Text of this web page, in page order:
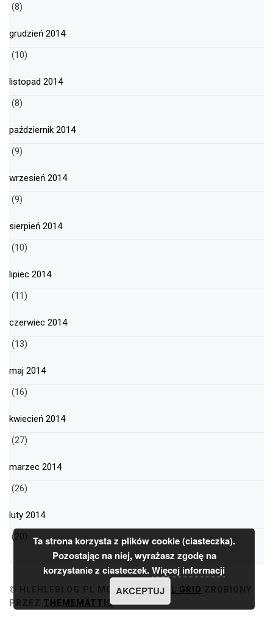
(8)
grudzień 2014
(10)
listopad 2014
(8)
październik 2014
(9)
wrzesień 2014
(9)
sierpień 2014
(10)
lipiec 2014
(11)
czerwiec 2014
(13)
maj 2014
(16)
kwiecień 2014
(27)
marzec 2014
(26)
luty 2014
(20)
© HLEHLEBLOG.PL MOTYWMINIMAL GRID
PRZEZ THEMEMATTIC
Ta strona korzysta z plików cookie (ciasteczka).
Pozostając na niej, wyrażasz zgodę na
korzystanie z ciasteczek.Więcej informacji
AKCEPTUJ